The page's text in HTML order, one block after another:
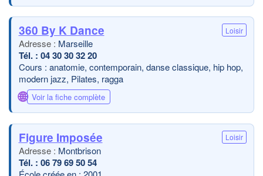
360 By K Dance Loisir
Marseille
04 30 30 32 20
Cours : anatomie, contemporain, danse classique, hip hop,
modern jazz, Pilates, ragga
🌐 Voir la fiche complète
Figure Imposée Loisir
Montbrison
06 79 69 50 54